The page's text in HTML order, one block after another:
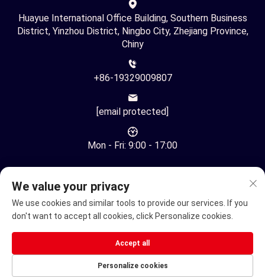
Huayue International Office Building, Southern Business
District, Yinzhou District, Ningbo City, Zhejiang Province,
Chiny
+86-19329009807
[email protected]
Mon - Fri: 9:00 - 17:00
Elektryczny wózek inwalidzki
Elektryczny Skuter Mobilnościowy
We value your privacy
We use cookies and similar tools to provide our services. If you
don't want to accept all cookies, click Personalize cookies.
Personalize cookies
Accept all